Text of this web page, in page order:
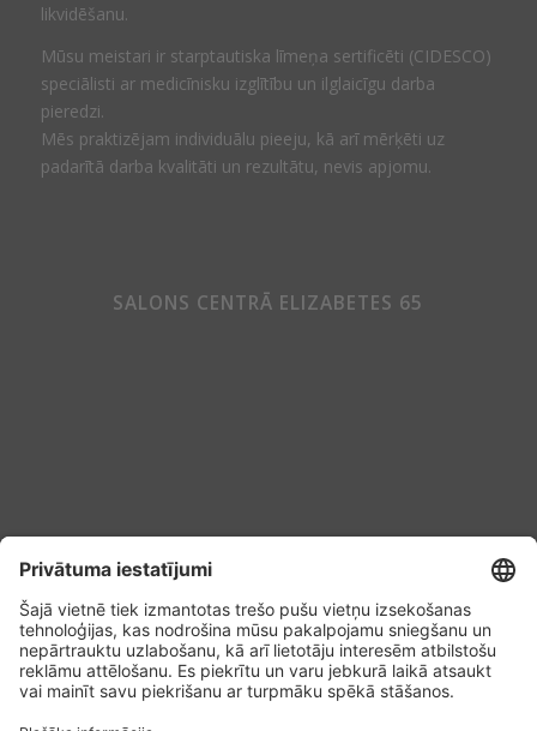
likvidēšanu.
Mūsu meistari ir starptautiska līmeņa sertificēti (CIDESCO)
speciālisti ar medicīnisku izglītību un ilglaicīgu darba
pieredzi.
Mēs praktizējam individuālu pieeju, kā arī mērķēti uz
padarītā darba kvalitāti un rezultātu, nevis apjomu.
SALONS CENTRĀ ELIZABETES 65
Sīkdatņu politika
Konfidencialitātes noteikumi
Vispārējie noteikumi